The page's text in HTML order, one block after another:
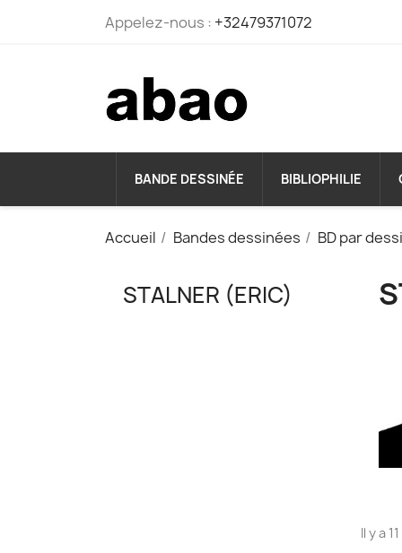
Appelez-nous : +32479371072
BANDE DESSINÉE BIBLIOPHILIE
Accueil Bandes dessinées BD par
STALNER (ERIC)
Il y a